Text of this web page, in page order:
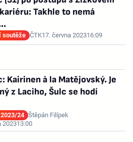
Takhle to nemá
soutěže ČTK17. června 202316:09
Kairinen à la Matějovský. Je
z Laciho, Šulc se hodí
24 Štěpán Filípek
202313:00